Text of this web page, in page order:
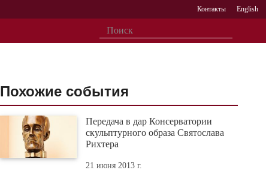
Контакты English
Похожие события
Передача в дар Консерватории
скульптурного образа Святослава
Рихтера
21 июня 2013 г.